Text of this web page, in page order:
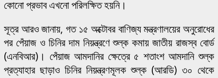
কোনো প্রভাব এখনো পরিলক্ষিত হয়নি।
সূত্র আরও জানায়, গত ১৫ অক্টোবর বাণিজ্য মন্ত্রণালয়ের অনুরোধের
পর পেঁয়াজ ও চিনির দাম নিয়ন্ত্রণে শুল্ক কমায় জাতীয় রাজস্ব বোর্ড
(এনবিআর)। পেঁয়াজ আমদানির ক্ষেত্রে ৫ শতাংশ আমদানি শুল্ক
প্রত্যাহার ছাড়াও চিনির নিয়ন্ত্রণমূলক শুল্ক (আরডি) ৩০ থেকে